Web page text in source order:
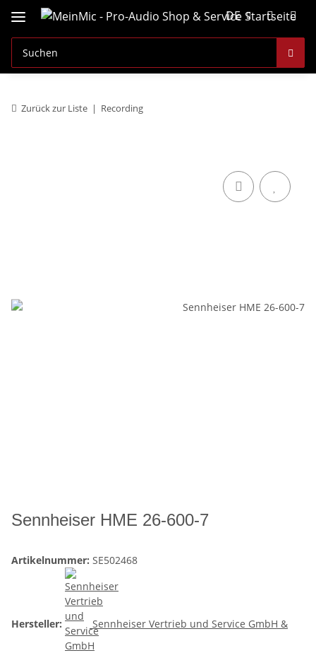
DE
Zurück zur Liste Recording
Sennheiser HME 26-600-7
Artikelnummer: SE502468
Hersteller: Sennheiser Vertrieb und Service GmbH &